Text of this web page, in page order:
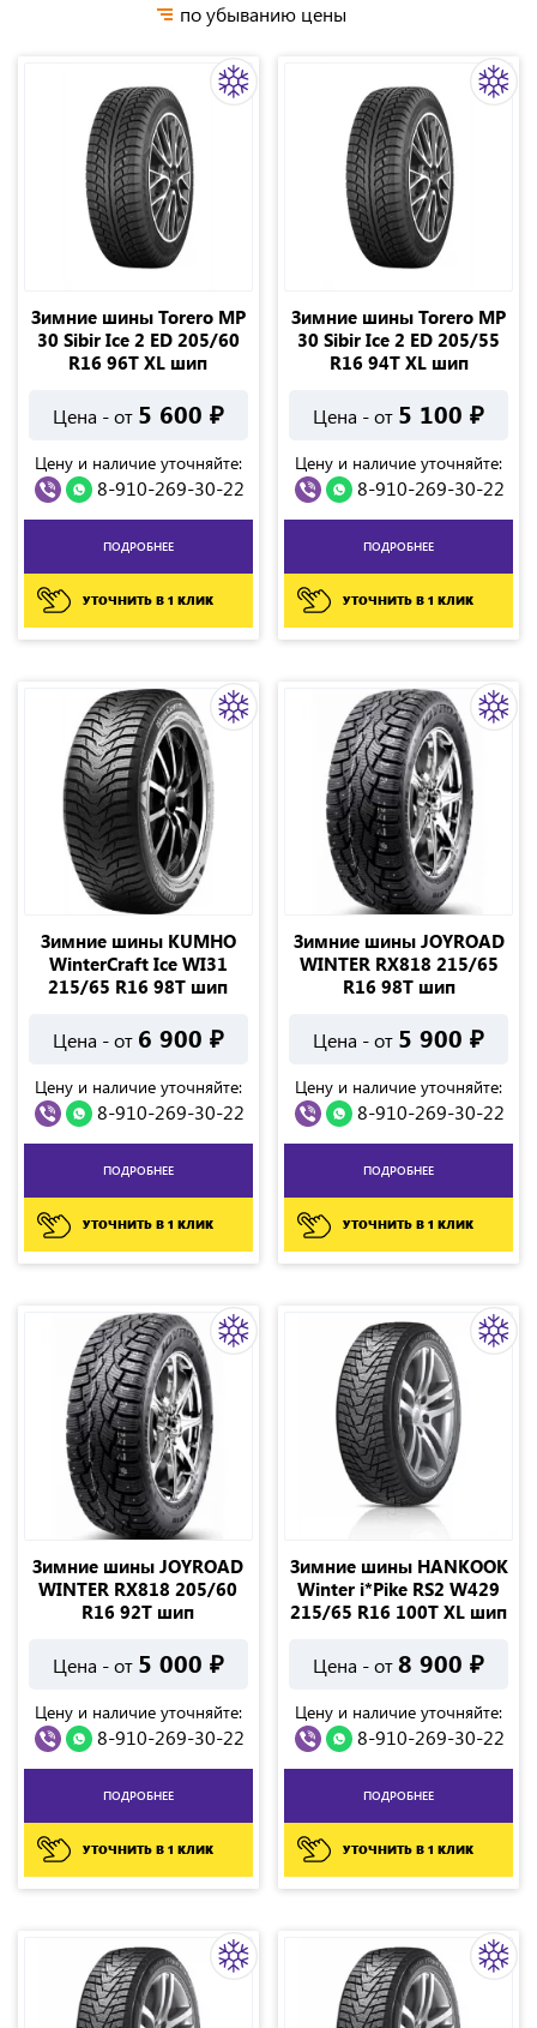
по убыванию цены
Зимние шины Torero MP
30 Sibir Ice 2 ED 205/60
R16 96T XL шип
Цена - от 5 600 ₽
Цену и наличие уточняйте:
8-910-269-30-22
ПОДРОБНЕЕ
УТОЧНИТЬ В 1 КЛИК
Зимние шины Torero MP
30 Sibir Ice 2 ED 205/55
R16 94T XL шип
Цена - от 5 100 ₽
Цену и наличие уточняйте:
8-910-269-30-22
ПОДРОБНЕЕ
УТОЧНИТЬ В 1 КЛИК
Зимние шины KUMHO
WinterCraft Ice WI31
215/65 R16 98T шип
Цена - от 6 900 ₽
Цену и наличие уточняйте:
8-910-269-30-22
ПОДРОБНЕЕ
УТОЧНИТЬ В 1 КЛИК
Зимние шины JOYROAD
WINTER RX818 215/65
R16 98T шип
Цена - от 5 900 ₽
Цену и наличие уточняйте:
8-910-269-30-22
ПОДРОБНЕЕ
УТОЧНИТЬ В 1 КЛИК
Зимние шины JOYROAD
WINTER RX818 205/60
R16 92T шип
Цена - от 5 000 ₽
Цену и наличие уточняйте:
8-910-269-30-22
ПОДРОБНЕЕ
УТОЧНИТЬ В 1 КЛИК
Зимние шины HANKOOK
Winter i*Pike RS2 W429
215/65 R16 100T XL шип
Цена - от8 900 ₽
Цену и наличие уточняйте:
8-910-269-30-22
ПОДРОБНЕЕ
УТОЧНИТЬ В 1 КЛИК